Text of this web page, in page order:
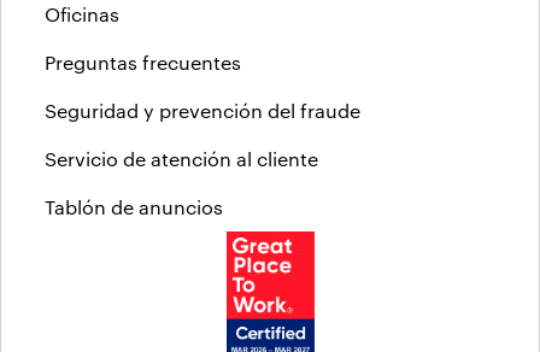
Oficinas
Preguntas frecuentes
Seguridad y prevención del fraude
Servicio de atención al cliente
Tablón de anuncios